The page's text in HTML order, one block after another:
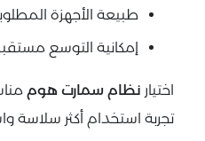
طبيعة الأجهزة
إمكانية التوسع
اختيار نظام سمارت هوم
تجربة استخدام أكثر سلاسة